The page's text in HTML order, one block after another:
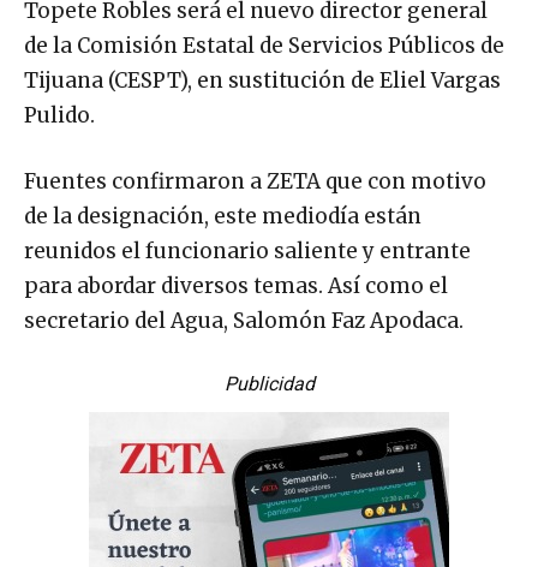
Topete Robles será el nuevo director general
de la Comisión Estatal de Servicios Públicos de
Tijuana (CESPT), en sustitución de Eliel Vargas
Pulido.
Fuentes confirmaron a ZETA que con motivo
de la designación, este mediodía están
reunidos el funcionario saliente y entrante
para abordar diversos temas. Así como el
secretario del Agua, Salomón Faz Apodaca.
Publicidad